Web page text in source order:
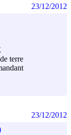
terre
23/12/2012
23/12/2012